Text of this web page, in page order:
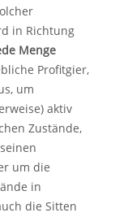
in Richtung
Menge
Profitgier,
um
aktiv
Zustände,
um die
in
die Sitten